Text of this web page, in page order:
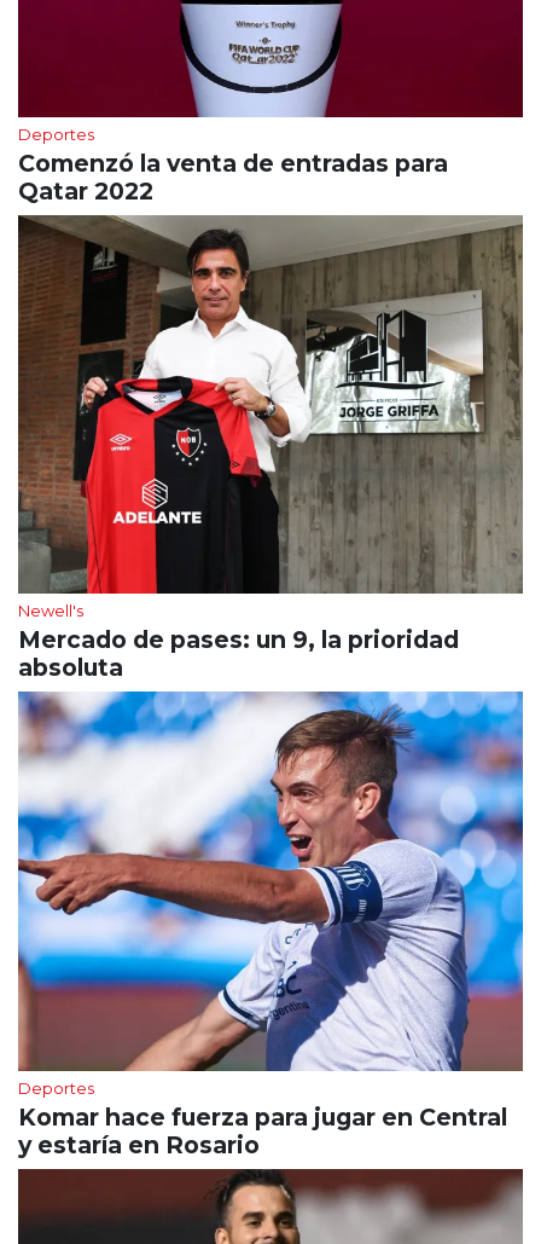
Deportes
Comenzó la venta de entradas para
Qatar 2022
Newell's
Mercado de pases: un 9, la prioridad
absoluta
Deportes
Komar hace fuerza para jugar en Central
y estaría en Rosario